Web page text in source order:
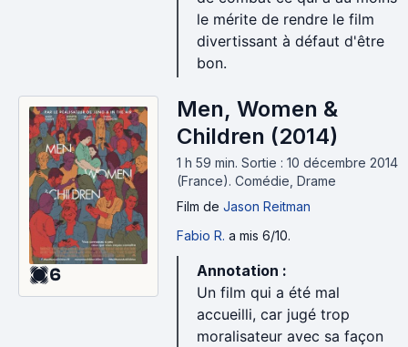
le mérite de rendre le film
divertissant à défaut d'être
bon.
6
Men, Women &
Children (2014)
1 h 59 min. Sortie : 10 décembre 2014
(France). Comédie, Drame
Film de Jason Reitman
Fabio R. a mis 6/10.
Annotation :
Un film qui a été mal
accueilli, car jugé trop
moralisateur avec sa façon